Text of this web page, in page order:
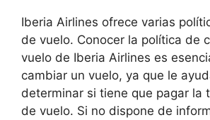
Iberia Airlines ofrece varias
de vuelo. Conocer la política de
vuelo de Iberia Airlines es
cambiar un vuelo, ya que le
determinar si tiene que pagar la
de vuelo. Si no dispone de